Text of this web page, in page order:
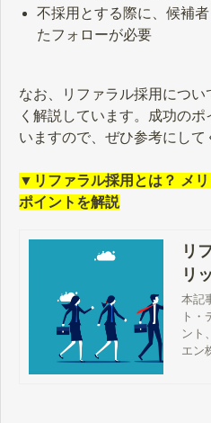
不採用とする際に、候補
たフォローが必要
なお、リファラル採用につ
く解説しています。成功の
いますので、ぜひ参考にして
▼リファラル採用とは？ メ
ポイントを解説
リ
リ
用
本記
ト・
ント
ます
エン